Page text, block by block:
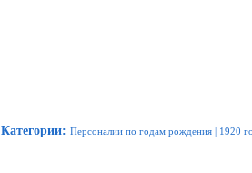
Категории: Персоналии по годам рождения | 1920